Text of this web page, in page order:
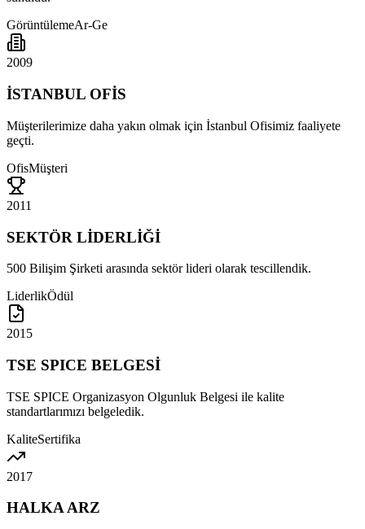
GörüntülemeAr-Ge
2009
İSTANBUL OFİS
Müşterilerimize daha yakın olmak için İstanbul Ofisimiz faaliyete
geçti.
OfisMüşteri
2011
SEKTÖR LİDERLİĞİ
500 Bilişim Şirketi arasında sektör lideri olarak tescillendik.
LiderlikÖdül
2015
TSE SPICE BELGESİ
TSE SPICE Organizasyon Olgunluk Belgesi ile kalite
standartlarımızı belgeledik.
KaliteSertifika
2017
HALKA ARZ